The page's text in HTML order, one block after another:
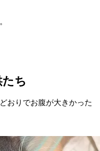
ち
おりでお腹が大きかった